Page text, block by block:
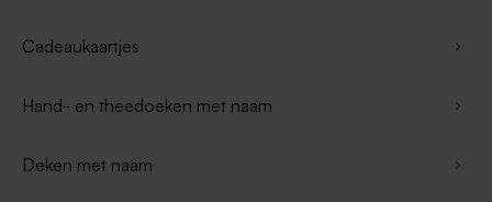
Cadeaukaartjes
Hand- en theedoeken met naam
Deken met naam